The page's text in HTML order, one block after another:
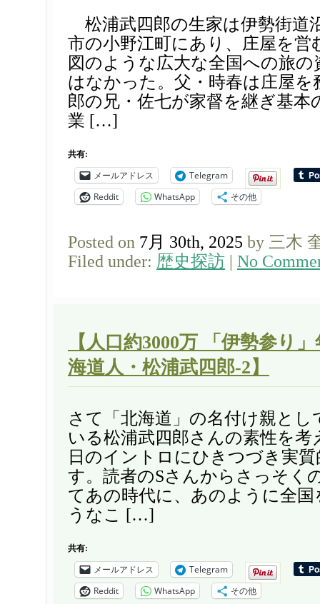
松浦武四郎の生家は伊勢街道
市の小野江町にあり、庄屋を営
図のような広大な全国への旅
はなかった。父・時春は庄屋を
郎の兄・佐七が家督を継ぎ基本
業 […]
共有:
メールアドレス
Telegram
Reddit
WhatsApp その他
Posted on 7月 30th, 2025 by 三木
Filed under: 歴史探訪 | No
【人口約3000万 「伊勢参り
海道人・松浦武四郎-2】
さて「北海道」の名付け親と
いる松浦武四郎さんの素性を考
日のイントロにひきつづき実
す。読者のSさんからさっそく
てあの時代に、あのように全
うなこ […]
共有:
メールアドレス
Telegram
Reddit
WhatsApp その他